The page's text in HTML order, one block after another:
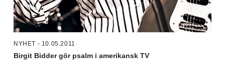
NYHET - 10.05.2011
Birgit Bidder gör psalm i amerikansk TV